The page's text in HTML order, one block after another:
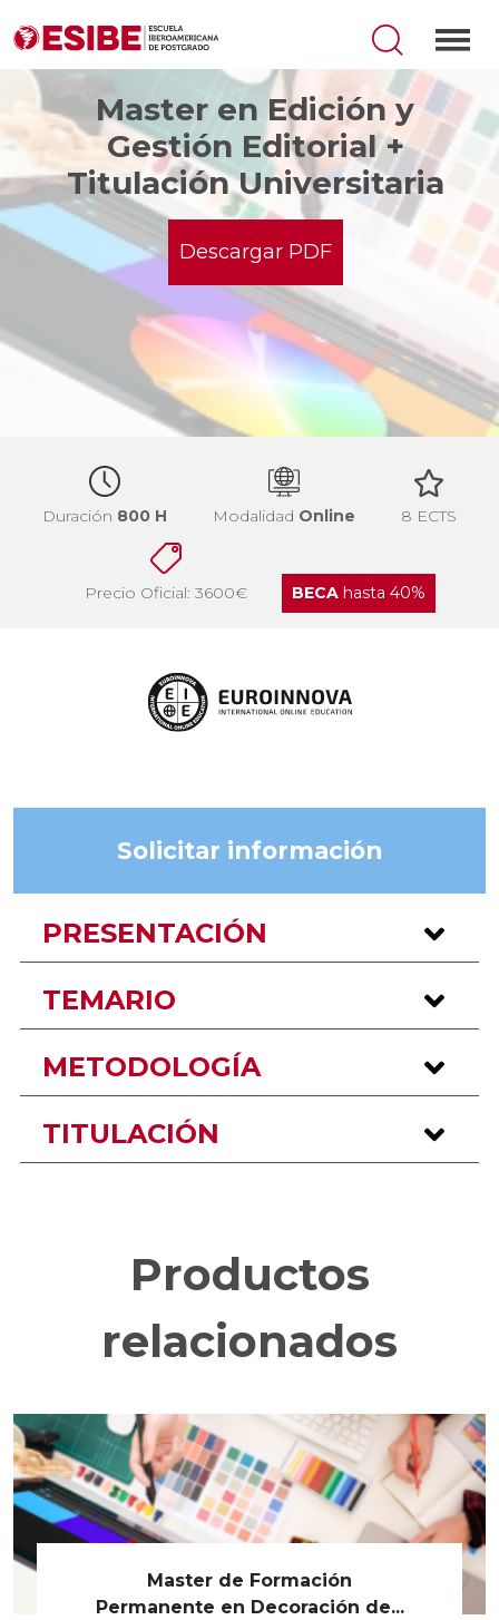
Master en Edición y
Gestión Editorial +
Titulación Universitaria
Descargar PDF
Duración 800 H Modalidad Online 8 ECTS
Precio Oficial: 3600€ BECAhasta 40%
Solicitar información
PRESENTACIÓN
TEMARIO
METODOLOGÍA
TITULACIÓN
Productos
relacionados
Master de Formación
Permanente en Decoración de...